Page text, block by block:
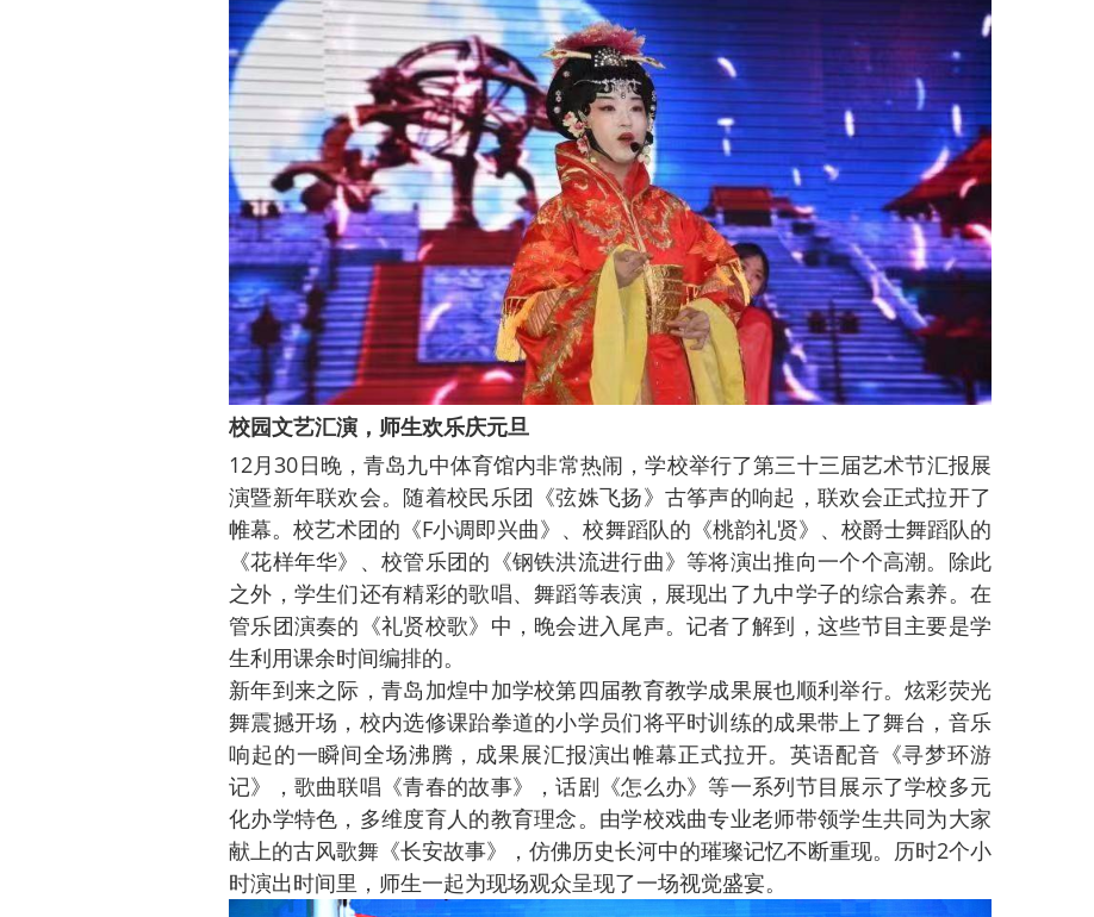
校园文艺汇演，师生欢乐庆元旦
12月30日晚，青岛九中体育馆内非常热闹，学校举行了第三十三届艺术节汇报展
演暨新年联欢会。随着校民乐团《弦姝飞扬》古筝声的响起，联欢会正式拉开了
帷幕。校艺术团的《F小调即兴曲》、校舞蹈队的《桃韵礼贤》、校爵士舞蹈队的
《花样年华》、校管乐团的《钢铁洪流进行曲》等将演出推向一个个高潮。除此
之外，学生们还有精彩的歌唱、舞蹈等表演，展现出了九中学子的综合素养。在
管乐团演奏的《礼贤校歌》中，晚会进入尾声。记者了解到，这些节目主要是学
生利用课余时间编排的。
新年到来之际，青岛加煌中加学校第四届教育教学成果展也顺利举行。炫彩荧光
舞震撼开场，校内选修课跆拳道的小学员们将平时训练的成果带上了舞台，音乐
响起的一瞬间全场沸腾，成果展汇报演出帷幕正式拉开。英语配音《寻梦环游
记》，歌曲联唱《青春的故事》，话剧《怎么办》等一系列节目展示了学校多元
化办学特色，多维度育人的教育理念。由学校戏曲专业老师带领学生共同为大家
献上的古风歌舞《长安故事》，仿佛历史长河中的璀璨记忆不断重现。历时2个小
时演出时间里，师生一起为现场观众呈现了一场视觉盛宴。